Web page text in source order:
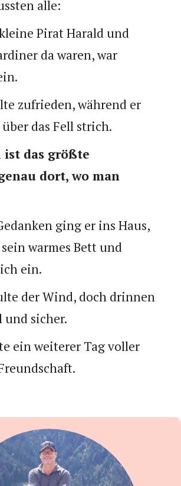
alle:
Pirat Harald und
da waren, war
zufrieden, während er
das Fell strich.
ist das größte
dort, wo man
ging er ins Haus,
warmes Bett und
ein.
der Wind, doch drinnen
und sicher.
ein weiterer Tag voller